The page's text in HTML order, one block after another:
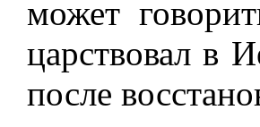
может
царствовал в
после